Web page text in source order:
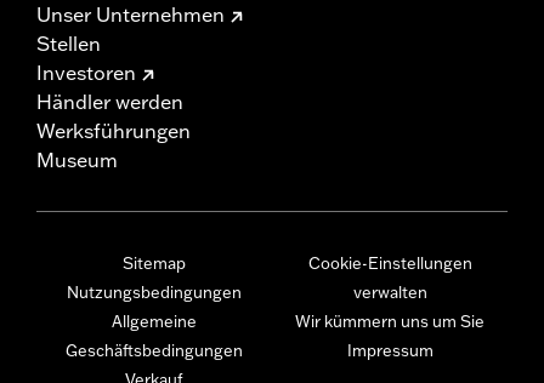
Unser Unternehmen
Stellen
Investoren
Händler werden
Werksführungen
Museum
Sitemap
Nutzungsbedingungen
Allgemeine
Geschäftsbedingungen
Verkauf
Cookie-Einstellungen
verwalten
Wir kümmern uns um Sie
Impressum